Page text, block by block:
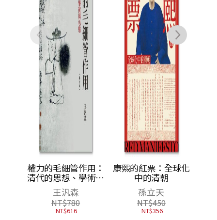
權力的毛細管作用：
清代的思想、學術與
心態（修訂版）
王汎森
NT$780
NT$616
康熙的紅票：全球化
中的清朝
孫立天
NT$450
NT$356